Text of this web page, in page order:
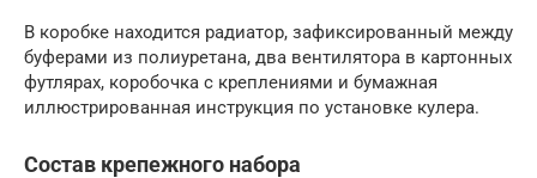
В коробке находится радиатор, зафиксированный между
буферами из полиуретана, два вентилятора в картонных
футлярах, коробочка с креплениями и бумажная
иллюстрированная инструкция по установке кулера.
Состав крепежного набора